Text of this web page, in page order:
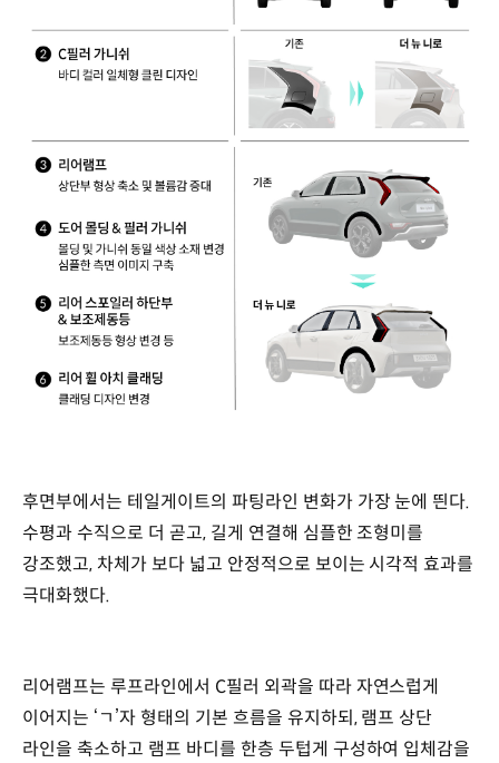
후면부에서는 테일게이트의 파팅라인 변화가 가장 눈에 띈다.
수평과 수직으로 더 곧고, 길게 연결해 심플한 조형미를
강조했고, 차체가 보다 넓고 안정적으로 보이는 시각적 효과를
극대화했다.
리어램프는 루프라인에서 C필러 외곽을 따라 자연스럽게
이어지는 ‘ㄱ’자 형태의 기본 흐름을 유지하되, 램프 상단
라인을 축소하고 램프 바디를 한층 두텁게 구성하여 입체감을